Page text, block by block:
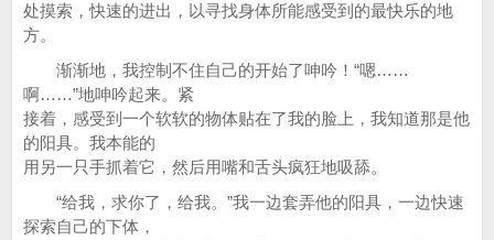
处摸索，快速的进出，以寻找身体所能感受到的最快乐的地
方。
渐渐地，我控制不住自己的开始了呻吟！“嗯……
啊……”地呻吟起来。紧
接着，感受到一个软软的物体贴在了我的脸上，我知道那是他
的阳具。我本能的
用另一只手抓着它，然后用嘴和舌头疯狂地吸舔。
“给我，求你了，给我。”我一边套弄他的阳具，一边快速
探索自己的下体，